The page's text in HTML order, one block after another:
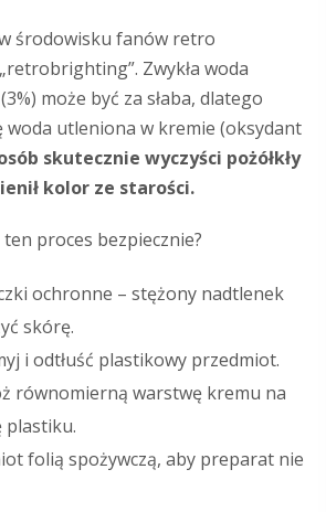
środowisku fanów retro
Zwykła woda
może być za słaba, dlatego
woda utleniona w kremie (oksydant
skutecznie wyczyści pożółkły
kolor ze starości.
proces bezpiecznie?
ochronne – stężony nadtlenek
skórę.
i odtłuść plastikowy przedmiot.
równomierną warstwę kremu na
plastiku.
folią spożywczą, aby preparat nie